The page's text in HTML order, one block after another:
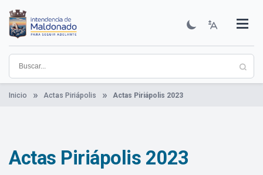
contenido
principal
Institucional
Municipios
Descubre Maldonado
Comunicación
Servicios
Guía De Trámites
Ver Noticias
Inicio Actas Piriápolis Actas Piriápolis 2023
Actas Piriápolis 2023